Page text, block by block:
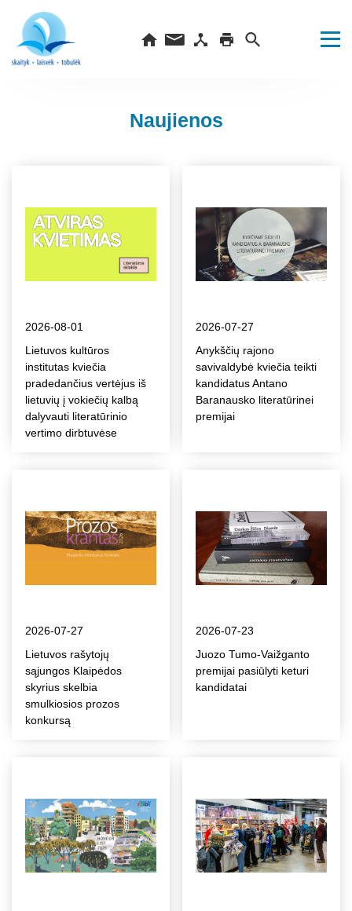
Naujienos
2026-08-01
Lietuvos kultūros
institutas kviečia
pradedančius vertėjus iš
lietuvių į vokiečių kalbą
dalyvauti literatūrinio
vertimo dirbtuvėse
2026-07-27
Anykščių rajono
savivaldybė kviečia teikti
kandidatus Antano
Baranausko literatūrinei
premijai
2026-07-27
Lietuvos rašytojų
sąjungos Klaipėdos
skyrius skelbia
smulkiosios prozos
konkursą
2026-07-23
Juozo Tumo-Vaižganto
premijai pasiūlyti keturi
kandidatai